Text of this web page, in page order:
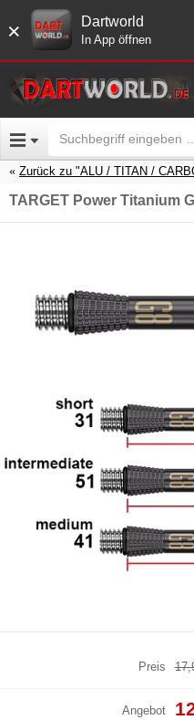
× Dartworld
In App öffnen
Zurück zu "ALU / TITAN /
TARGET Power Titanium
Preis
Angebot